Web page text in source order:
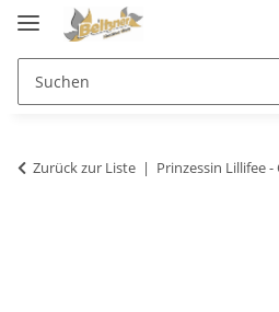
Zurück zur Liste Prinzessin Lillifee